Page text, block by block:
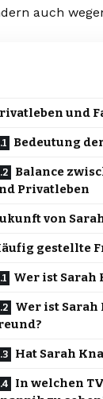
auch
und
Bedeutung
Balance
Privatleben
von
gestellte
Wer ist Sarah
Wer ist
Hat Sarah
In welchen